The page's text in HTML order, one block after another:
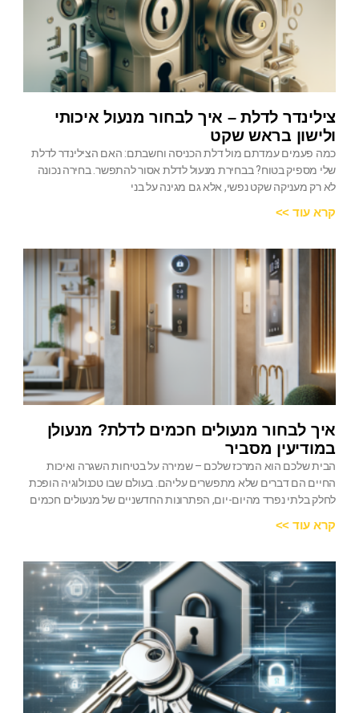
צילינדר לדלת – איך לבחור מנעול איכותי
ולישון בראש שקט
כמה פעמים עמדתם מול דלת הכניסה וחשבתם: האם הצילינדר לדלת
שלי מספיק בטוח? בבחירת מנעול לדלת אסור להתפשר. בחירה נכונה
לא רק מעניקה שקט נפשי, אלא גם מגינה על בני
קרא עוד >>
איך לבחור מנעולים חכמים לדלת? מנעולן
במודיעין מסביר
הבית שלכם הוא המרכז שלכם – שמירה על בטיחות השגרה ואיכות
החיים הם דברים שלא מתפשרים עליהם. בעולם שבו טכנולוגיה הופכת
לחלק בלתי נפרד מהיום-יום, הפתרונות החדשניים של מנעולים חכמים
קרא עוד >>